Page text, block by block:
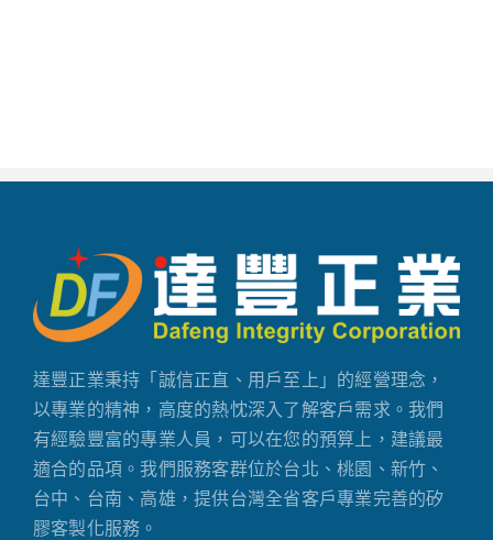
達豐正業秉持「誠信正直、用戶至上」的經營理念，
以專業的精神，高度的熱忱深入了解客戶需求。我們
有經驗豐富的專業人員，可以在您的預算上，建議最
適合的品項。我們服務客群位於台北、桃園、新竹、
台中、台南、高雄，提供台灣全省客戶專業完善的矽
膠客製化服務。